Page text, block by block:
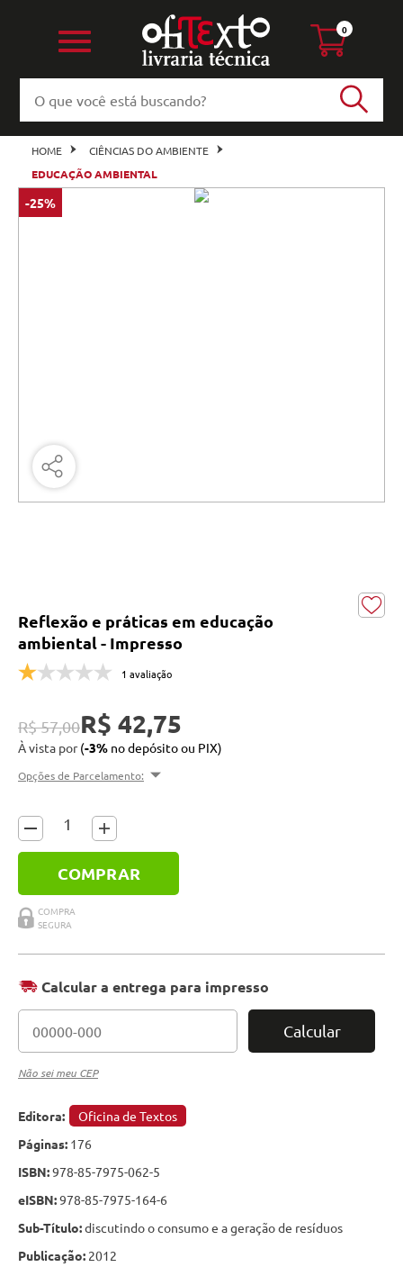
0
HOME
CIÊNCIAS DO AMBIENTE
EDUCAÇÃO AMBIENTAL
Editora:
Oficina de Textos
Páginas: 176
ISBN:978-85-7975-062-5
eISBN:978-85-7975-164-6
Sub-Título:discutindo o consumo e a geração de resíduos
Publicação: 2012
-25%
Reflexão e práticas em educação
ambiental - Impresso
1 avaliação
R$ 57,00R$ 42,75
À vista por(-3% no depósito ou PIX)
Opções de Parcelamento:
COMPRAR
Calcular a entrega para impresso
Calcular
Não sei meu CEP